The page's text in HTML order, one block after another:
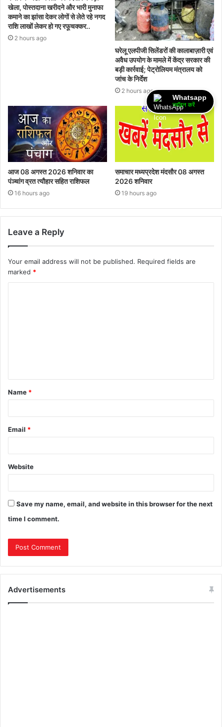
खेला, पोस्तदाना खरीदने और भारी मुनाफा
कमाने का झांसा देकर लोगों से लेते रहे नगद
राशि लाखों लेकर हो गए रफूचक्कर..
2 hours ago
घरेलू एलपीजी सिलेंडरों की कालाबाज़ारी एवं
अवैध उपयोग के मामले में केंद्र सरकार की
बड़ी कार्रवाई; पेट्रोलियम मंत्रालय को
जांच के निर्देश
2 hours ago
आज 08 अगस्त 2026‌ शनिवार का
पंञ्चांग व्रत त्यौहार सहित राशिफल
16 hours ago
समाचार मध्यप्रदेश मंदसौर 08 अगस्त
2026 शनिवार
19 hours ago
Leave a Reply
Your email address will not be published. Required fields are
marked *
Name *
Email *
Website
Save my name, email, and website in this browser for the next
time I comment.
Advertisements
Whatsapp
ज्वॉइन करें